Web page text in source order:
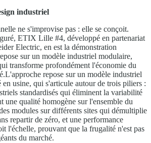
industriel
ne s'improvise pas : elle se conçoit.
ETIX Lille #4, développé en partenariat
Electric, en est la démonstration
sur un modèle industriel modulaire,
transforme profondément l'économie du
repose sur un modèle industriel
usine, qui s'articule autour de trois piliers :
standardisés qui éliminent la variabilité
une qualité homogène sur l'ensemble du
modules sur différents sites qui démultiplie
repartir de zéro, et une performance
l'échelle, prouvant que la frugalité n'est pas
du marché.